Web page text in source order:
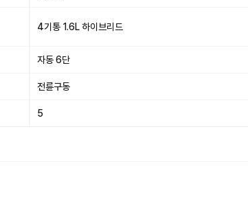
4기통 1.6L 하이브리드
자동 6단
전륜구동
5